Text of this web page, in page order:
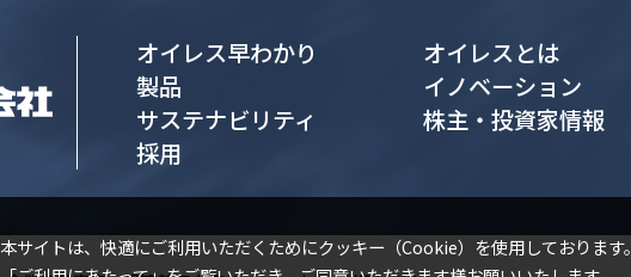
本サイトは、快適にご利用いただくためにクッキー（Cookie）を使用しております。
オイレス早わかり
オイレスとは
製品
イノベーション
サステナビリティ
株主・投資家情報
採用